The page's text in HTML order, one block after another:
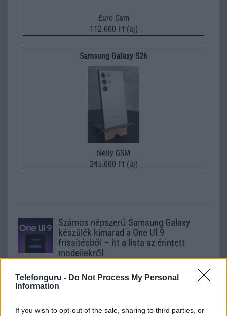
Telefonguru - Do Not Process My Personal
Information
If you wish to opt-out of the sale, sharing to third parties, or
Euro Gsm
112.000 Ft (új)
Samsung Galaxy S26
Nelly GSM
245.000 Ft (új)
Számos népszerű Samsung Galaxy
készülék kimarad a One UI 9
frissítésből – itt a lista az érintett
modellekről
A One UI 9 érkezése új mesterséges intelligencia-
funkciókat és továbbfejlesztett kezelőfelületet hoz,
Galaxy készülék számára ez lesz az út vége.